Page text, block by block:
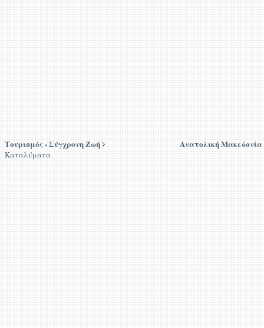
Τουρισμός - Σύγχρονη Ζωή
Καταλύματα
Ανατολική